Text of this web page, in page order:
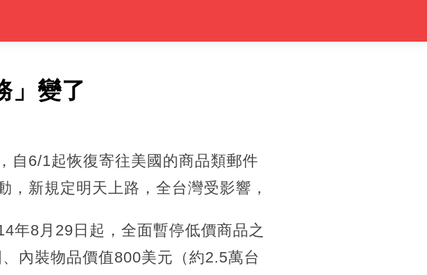
」變了
自6/1起恢復寄往美國的商品類郵件
新規定明天上路，全台灣受影響，
年8月29日起，全面暫停低價商品之
內裝物品價值800美元（約2.5萬台